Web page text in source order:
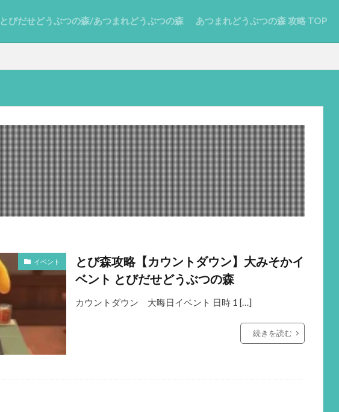
とびだせどうぶつの森/あつまれどうぶつの森 あつまれどうぶつの森 攻略 TOP
イベント
とび森攻略【カウントダウン】大みそかイ
ベント とびだせどうぶつの森
カウントダウン 大晦日イベント 日時 1 […]
続きを読む